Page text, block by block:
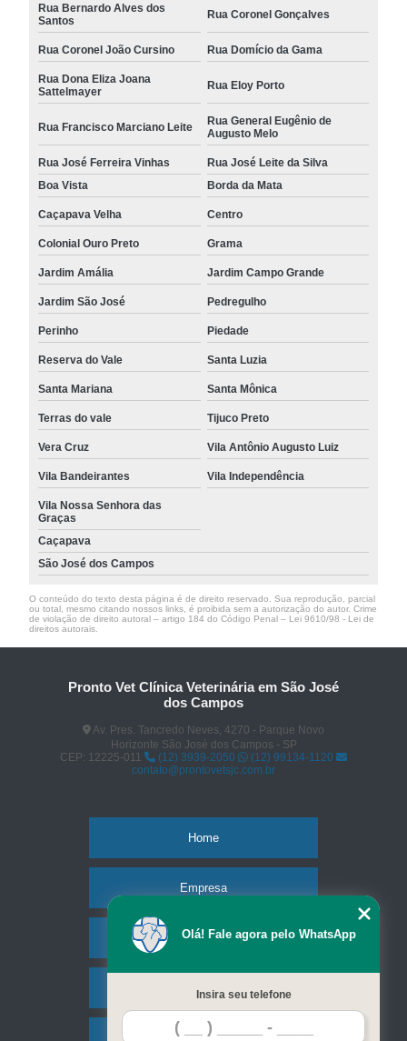
Rua Bernardo Alves dos
Santos
Rua Coronel Gonçalves
Rua Coronel João Cursino Rua Domício da Gama
Rua Dona Eliza Joana
Sattelmayer
Rua Eloy Porto
Rua Francisco Marciano Leite
Rua General Eugênio de
Augusto Melo
Rua José Ferreira Vinhas
Rua José Leite da Silva
Boa Vista
Borda da Mata
Caçapava Velha Centro
Colonial Ouro Preto Grama
Jardim Amália Jardim Campo Grande
Jardim São José Pedregulho
Perinho Piedade
Reserva do Vale Santa Luzia
Santa Mariana Santa Mônica
Terras do vale Tijuco Preto
Vera Cruz Vila Antônio Augusto Luiz
Vila Bandeirantes Vila Independência
Vila Nossa Senhora das
Graças
Caçapava
São José dos Campos
O conteúdo do texto desta página é de direito reservado. Sua reprodução, parcial
ou total, mesmo citando nossos links, é proibida sem a autorização do autor. Crime
de violação de direito autoral – artigo 184 do Código Penal – Lei 9610/98 - Lei de
direitos autorais
Pronto Vet Clínica Veterinária em São José
dos Campos
Av. Pres. Tancredo Neves, 4270 - Parque Novo
Horizonte São José dos Campos - SP
CEP: 12225-011
(12) 3939-2050
(12) 99134-1120
contato@prontovetsjc.com.br
Home
Empresa
Missão
Serviços
Contato
Olá! Fale agora pelo WhatsApp
Insira seu telefone